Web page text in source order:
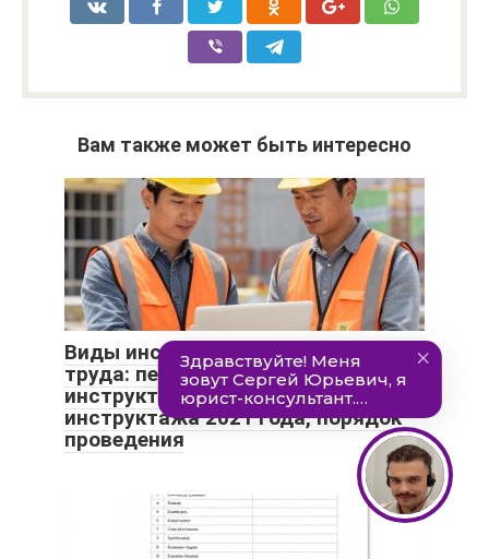
Вам также может быть интересно
Виды инструктажей по охране
труда: периодичность
инструктажа, сроки, образец
инструктажа 2021 года, порядок
проведения